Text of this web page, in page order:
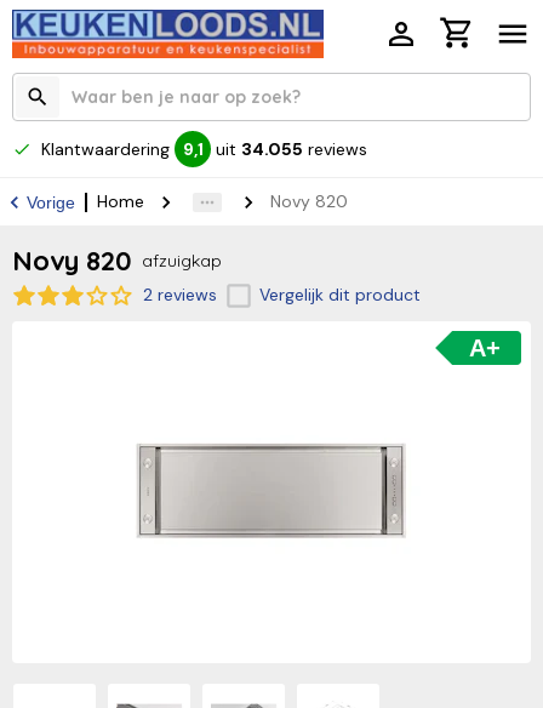
Klantwaardering 9,1 uit 34.055 reviews
Vorige Home Novy 820
Novy 820 afzuigkap
2 reviews
Vergelijk dit product
A+